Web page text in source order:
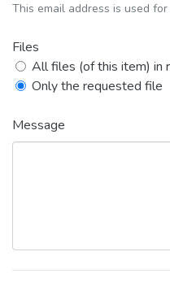
This email address is used
Files
All files (of this item) in
Only the requested file
Message